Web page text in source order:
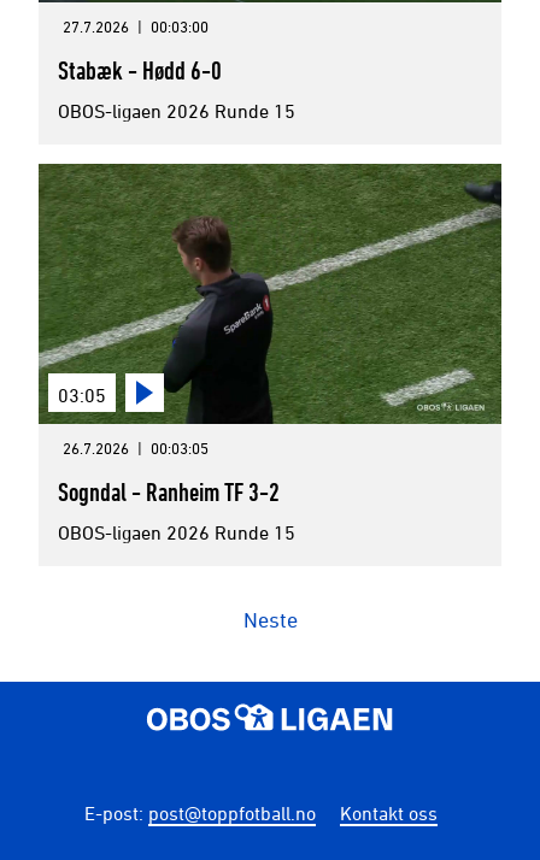
27.7.2026 | 00:03:00
Stabæk - Hødd 6-0
OBOS-ligaen 2026 Runde 15
03:05
26.7.2026 | 00:03:05
Sogndal - Ranheim TF 3-2
OBOS-ligaen 2026 Runde 15
Neste
E-post: post@toppfotball.no Kontakt oss